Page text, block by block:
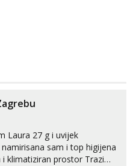
Laura 27 g i uvijek
sam i top higijena
i klimatiziran prostor Trazim